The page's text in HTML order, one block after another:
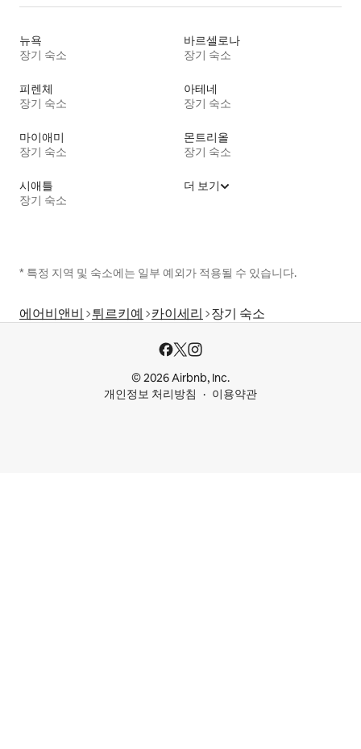
뉴욕
장기 숙소
바르셀로나
장기 숙소
피렌체
장기 숙소
아테네
장기 숙소
마이애미
장기 숙소
몬트리올
장기 숙소
시애틀
장기 숙소
더 보기
* 특정 지역 및 숙소에는 일부 예외가 적용될 수 있습니다.
에어비앤비 튀르키예 카이세리 장기 숙소
© 2026 Airbnb, Inc.
개인정보 처리방침
이용약관